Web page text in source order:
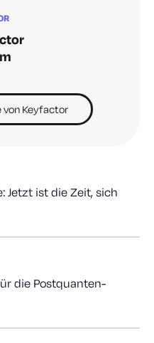
von Keyfactor
Jetzt ist die Zeit, sich
die Postquanten-